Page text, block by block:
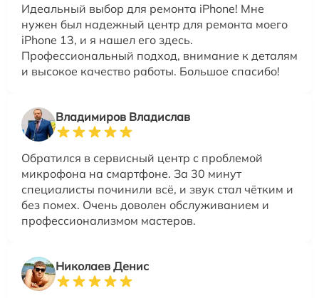
Идеальный выбор для ремонта iPhone! Мне
нужен был надежный центр для ремонта моего
iPhone 13, и я нашел его здесь.
Профессиональный подход, внимание к деталям
и высокое качество работы. Большое спасибо!
Владимиров Владислав
Обратился в сервисный центр с проблемой
микрофона на смартфоне. За 30 минут
специалисты починили всё, и звук стал чётким и
без помех. Очень доволен обслуживанием и
профессионализмом мастеров.
Николаев Денис